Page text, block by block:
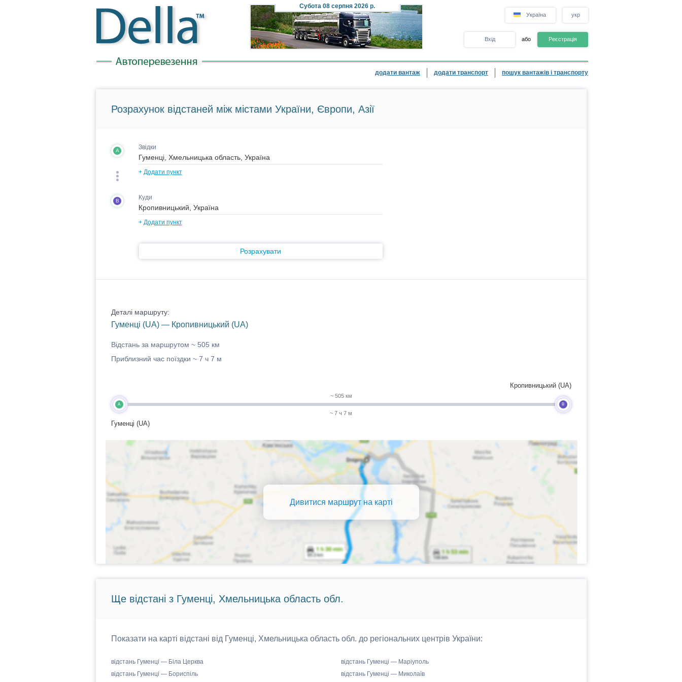
Субота08 серпня 2026 р.
Україна укр
Вхід або Реєстрація
додати вантаж додати транспорт пошук вантажів і транспорту
Розрахунок відстаней між містами України, Європи, Азії
A Звідки
+ Додати пункт
B Куди
+ Додати пункт
Розрахувати
Деталі маршруту:
Гуменці (UA) — Кропивницький (UA)
Відстань за маршрутом ~ 505 км
Приблизний час поїздки ~ 7 ч 7 м
A
Гуменці (UA)
~ 505 км
~ 7 ч 7 м
B
Кропивницький (UA)
Дивитися маршрут на карті
Ще відстані з Гуменці, Хмельницька область обл.
Показати на карті відстані від Гуменці, Хмельницька область обл. до регіональних центрів України:
відстань Гуменці — Біла Церква
відстань Гуменці — Бориспіль
відстань Гуменці — Маріуполь
відстань Гуменці — Миколаїв